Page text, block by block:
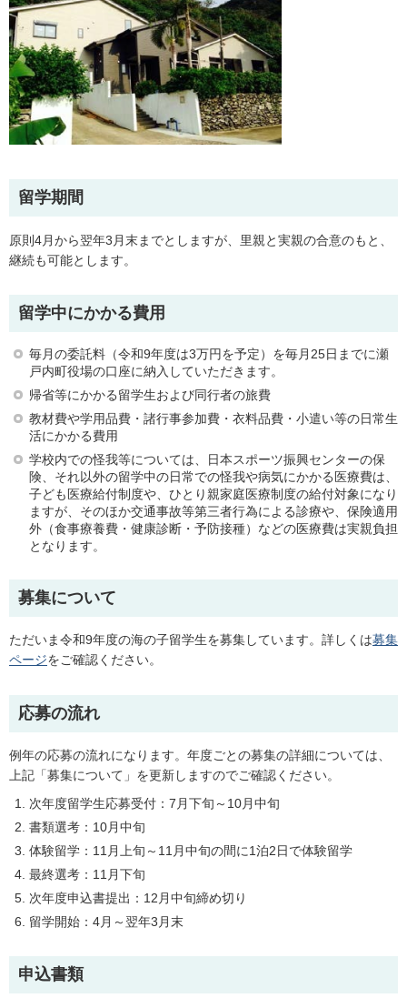
留学期間
原則4月から翌年3月末までとしますが、里親と実親の合意のもと、
継続も可能とします。
留学中にかかる費用
毎月の委託料（令和9年度は3万円を予定）を毎月25日までに瀬
戸内町役場の口座に納入していただきます。
帰省等にかかる留学生および同行者の旅費
教材費や学用品費・諸行事参加費・衣料品費・小遣い等の日常生
活にかかる費用
学校内での怪我等については、日本スポーツ振興センターの保
険、それ以外の留学中の日常での怪我や病気にかかる医療費は、
子ども医療給付制度や、ひとり親家庭医療制度の給付対象になり
ますが、そのほか交通事故等第三者行為による診療や、保険適用
外（食事療養費・健康診断・予防接種）などの医療費は実親負担
となります。
募集について
ただいま令和9年度の海の子留学生を募集しています。詳しくは募集
ページをご確認ください。
応募の流れ
例年の応募の流れになります。年度ごとの募集の詳細については、
上記「募集について」を更新しますのでご確認ください。
次年度留学生応募受付：7月下旬～10月中旬
書類選考：10月中旬
体験留学：11月上旬～11月中旬の間に1泊2日で体験留学
最終選考：11月下旬
次年度申込書提出：12月中旬締め切り
留学開始：4月～翌年3月末
申込書類